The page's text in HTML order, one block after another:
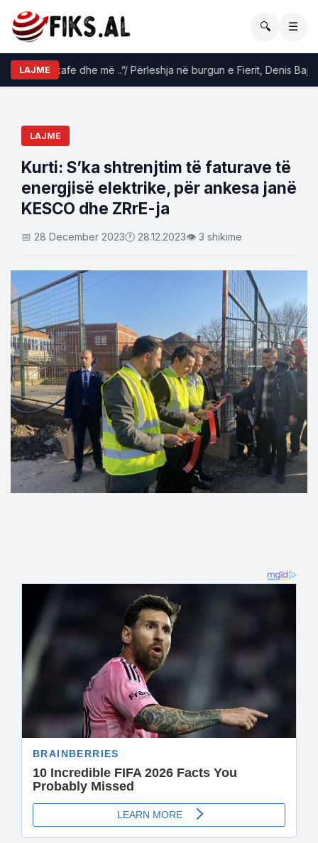
🔍 ☰
LAJME
për kafe dhe më ..”/ Përleshja në burgun e Fierit, Denis Bajri
LAJME
Kurti: S’ka shtrenjtim të faturave të
energjisë elektrike, për ankesa janë
KESCO dhe ZRrE-ja
📅 28 December 2023🕐 28.12.2023👁 3 shikime